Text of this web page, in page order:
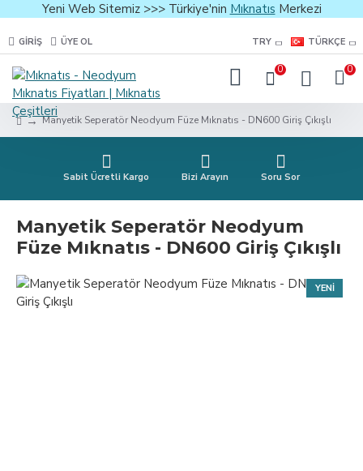
Yeni Web Sitemiz >>> Türkiye'nin Mıknatıs Merkezi
GIRIŞ ÜYE OL TRY TÜRKÇE
0 0
Manyetik Seperatör Neodyum Füze Mıknatıs - DN600 Giriş Çıkışlı
Sabit Ücretli Kargo Bizi Arayın Soru Sor
Manyetik Seperatör Neodyum
Füze Mıknatıs - DN600 Giriş Çıkışlı
YENI